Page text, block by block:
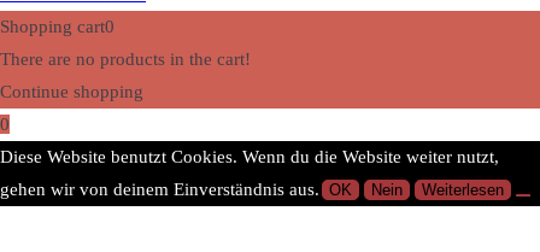
Shopping cart0
There are no products in the cart!
Continue shopping
0
Diese Website benutzt Cookies. Wenn du die Website weiter nutzt,
gehen wir von deinem Einverständnis aus. OK Nein Weiterlesen